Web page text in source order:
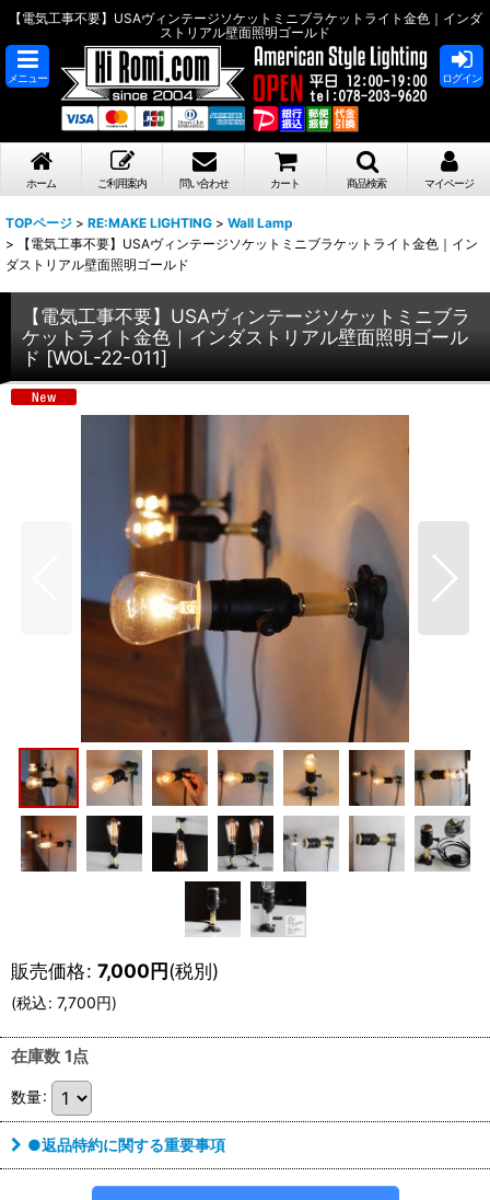
【電気工事不要】USAヴィンテージソケットミニブラケットライト金色｜インダ
ストリアル壁面照明ゴールド
メニュー ログイン
ホーム ご利用案内 問い合わせ カート 商品検索 マイページ
TOPページ > RE:MAKE LIGHTING > Wall Lamp
>
【電気工事不要】USAヴィンテージソケットミニブラケットライト金色｜イン
ダストリアル壁面照明ゴールド
【電気工事不要】USAヴィンテージソケットミニブラ
ケットライト金色｜インダストリアル壁面照明ゴール
ド [WOL-22-011]
販売価格: 7,000円(税別)
(税込: 7,700円)
在庫数 1点
数量:
●返品特約に関する重要事項